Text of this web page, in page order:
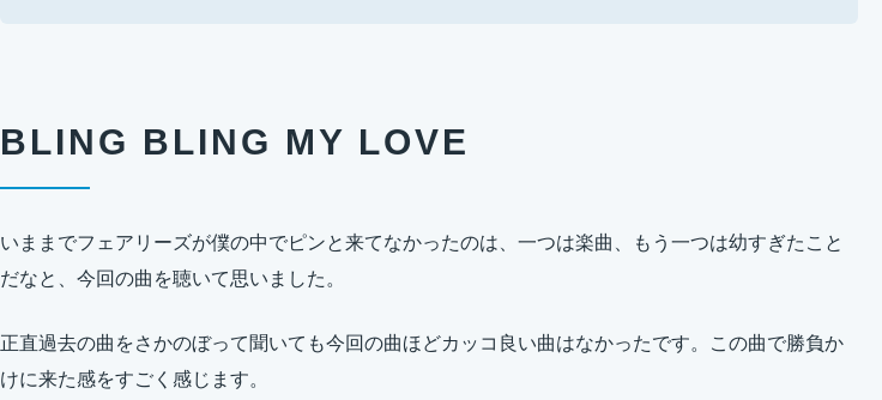
BLING BLING MY LOVE
いままでフェアリーズが僕の中でピンと来てなかったのは、一つは楽曲、もう一つは幼すぎたこと
だなと、今回の曲を聴いて思いました。
正直過去の曲をさかのぼって聞いても今回の曲ほどカッコ良い曲はなかったです。この曲で勝負か
けに来た感をすごく感じます。